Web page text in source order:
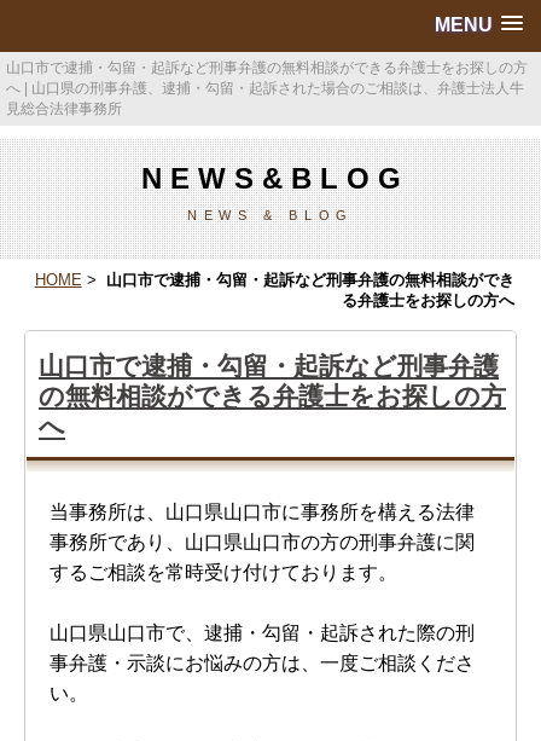
MENU
山口市で逮捕・勾留・起訴など刑事弁護の無料相談ができる弁護士をお探しの方
へ | 山口県の刑事弁護、逮捕・勾留・起訴された場合のご相談は、弁護士法人牛
見総合法律事務所
N E W S & B L O G
NEWS & BLOG
HOME > 山口市で逮捕・勾留・起訴など刑事弁護の無料相談ができ
る弁護士をお探しの方へ
山口市で逮捕・勾留・起訴など刑事弁護
の無料相談ができる弁護士をお探しの方
へ
当事務所は、山口県山口市に事務所を構える法律
事務所であり、山口県山口市の方の刑事弁護に関
するご相談を常時受け付けております。
山口県山口市で、逮捕・勾留・起訴された際の刑
事弁護・示談にお悩みの方は、一度ご相談くださ
い。